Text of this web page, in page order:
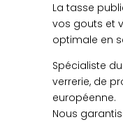
La tasse
vos gouts et
optimale en
Spécialiste
verrerie, de
européenne.
Nous